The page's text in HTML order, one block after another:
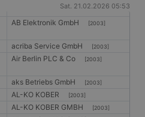
Sat. 21.02.2026 05:53
AB Elektronik GmbH [2003]
acriba Service GmbH [2003]
Air Berlin PLC & Co [2003]
aks Betriebs GmbH [2003]
AL-KO KOBER [2003]
AL-KO KOBER GMBH [2003]